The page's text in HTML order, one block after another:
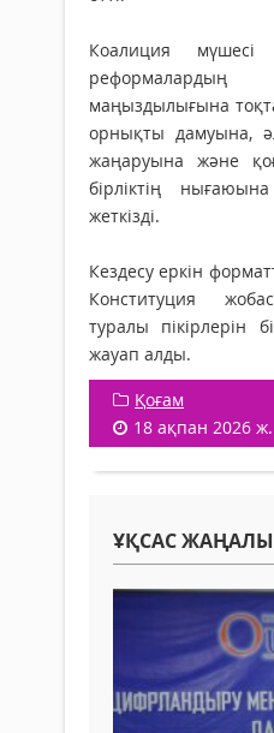
Коалиция мүшесі
маңыздылығына
орнықты дамуына,
жаңаруына және
бірліктің
жеткізді.
Кездесу еркін
Конституция
туралы пікірлерін
жауап алды.
Қоғам
18 ақпан 2026 ж.
ҰҚСАС